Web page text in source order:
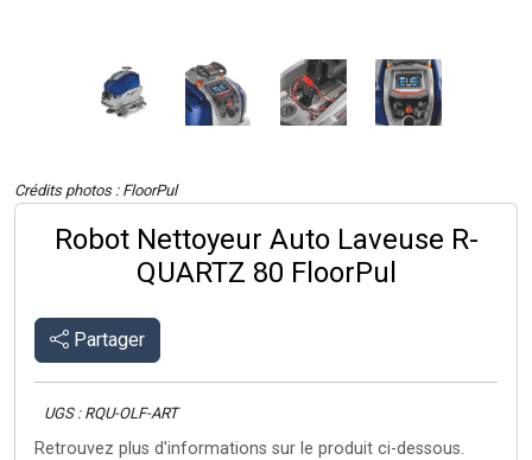
Crédits photos : FloorPul
Robot Nettoyeur Auto Laveuse R-
QUARTZ 80 FloorPul
Partager
UGS : RQU-OLF-ART
Retrouvez plus d'informations sur le produit ci-dessous.